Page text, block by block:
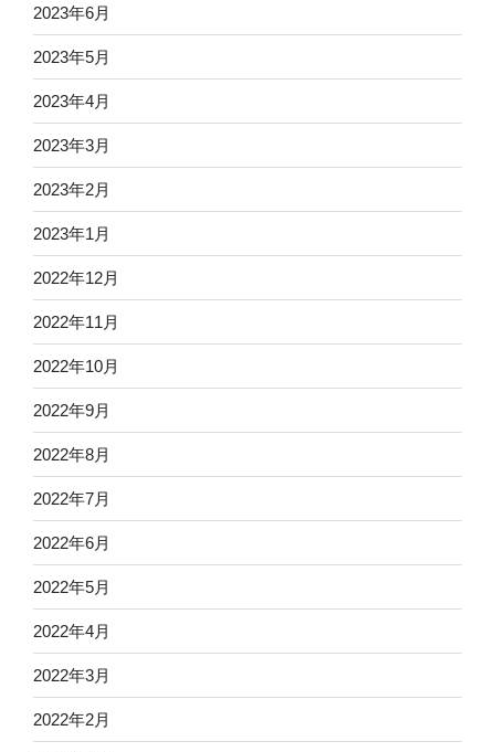
2023年6月
2023年5月
2023年4月
2023年3月
2023年2月
2023年1月
2022年12月
2022年11月
2022年10月
2022年9月
2022年8月
2022年7月
2022年6月
2022年5月
2022年4月
2022年3月
2022年2月